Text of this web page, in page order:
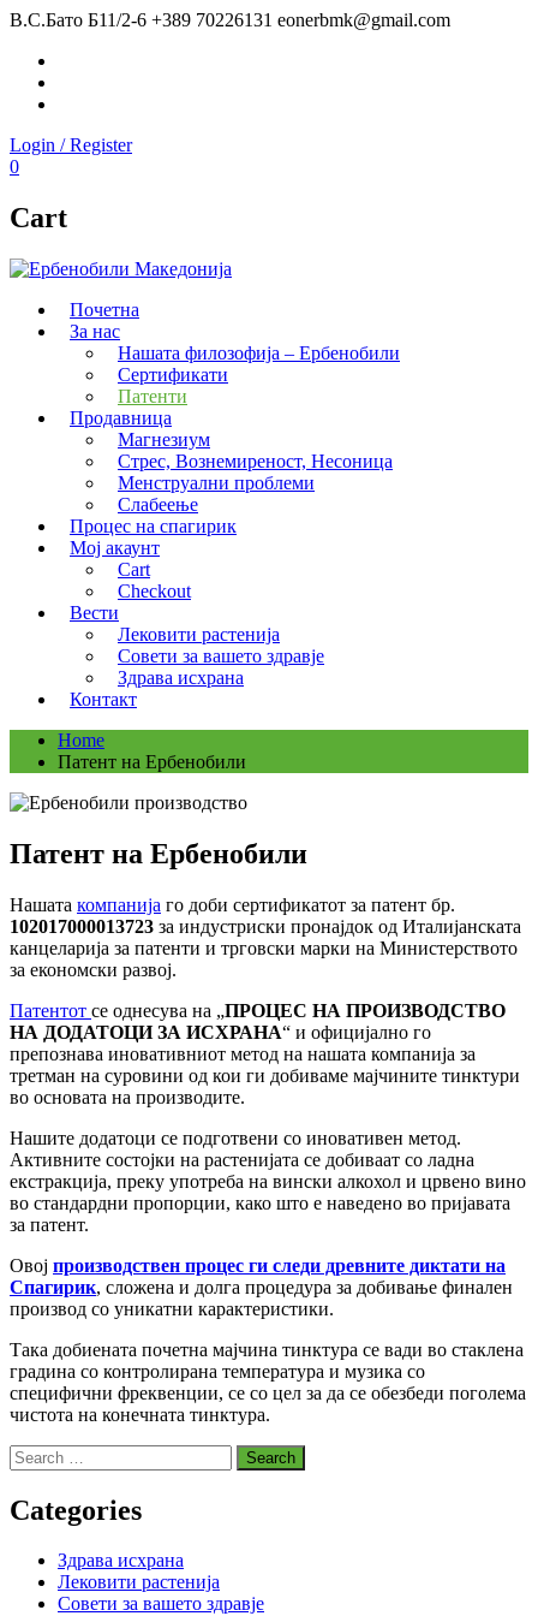
В.С.Бато Б11/2-6 +389 70226131 eonerbmk@gmail.com
Login / Register
0
Cart
Почетна
За нас
Нашата филозофија – Ербенобили
Сертификати
Патенти
Продавница
Магнезиум
Стрес, Вознемиреност, Несоница
Менструални проблеми
Слабеење
Процес на спагирик
Мој акаунт
Cart
Checkout
Вести
Лековити растенија
Совети за вашето здравје
Здрава исхрана
Контакт
Home
Патент на Ербенобили
Патент на Ербенобили
Нашата компанија го доби сертификатот за патент бр.
102017000013723 за индустриски пронајдок од Италијанската
канцеларија за патенти и трговски марки на Министерството
за економски развој.
Патентот се однесува на „ПРОЦЕС НА ПРОИЗВОДСТВО
НА ДОДАТОЦИ ЗА ИСХРАНА“ и официјално го
препознава иновативниот метод на нашата компанија за
третман на суровини од кои ги добиваме мајчините тинктури
во основата на производите.
Нашите додатоци се подготвени со иновативен метод.
Активните состојки на растенијата се добиваат со ладна
екстракција, преку употреба на вински алкохол и црвено вино
во стандардни пропорции, како што е наведено во пријавата
за патент.
Овој производствен процес ги следи древните диктати на
Спагирик, сложена и долга процедура за добивање финален
производ со уникатни карактеристики.
Така добиената почетна мајчина тинктура се вади во стаклена
градина со контролирана температура и музика со
специфични фреквенции, се со цел за да се обезбеди поголема
чистота на конечната тинктура.
Search
for:
Categories
Здрава исхрана
Лековити растенија
Совети за вашето здравје